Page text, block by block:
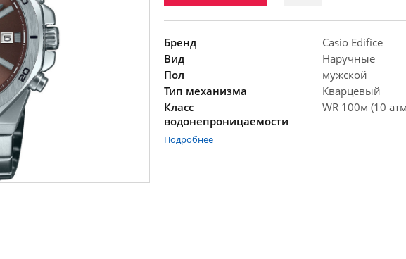
Бренд
Casio Edifice
Вид
Наручные
Пол
мужской
Тип механизма
Кварцевый
Класс
водонепроницаемости
WR 100м (10
Подробнее